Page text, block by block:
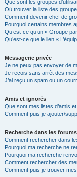
Que sont les groupes
Où trouver la liste des
Comment devenir chef de
Pourquoi certains membres
Qu’est-ce qu’un « Groupe
Qu’est-ce que le lien «
Messagerie privée
Je ne peux pas envoyer de
Je reçois sans arrêt des
J’ai reçu un spam ou un
Amis et ignorés
Que sont mes listes d’amis et
Comment puis-je ajouter/
Recherche dans les forums
Comment rechercher dans
Pourquoi ma recherche ne
Pourquoi ma recherche
Comment rechercher des
Comment puis-je trouver